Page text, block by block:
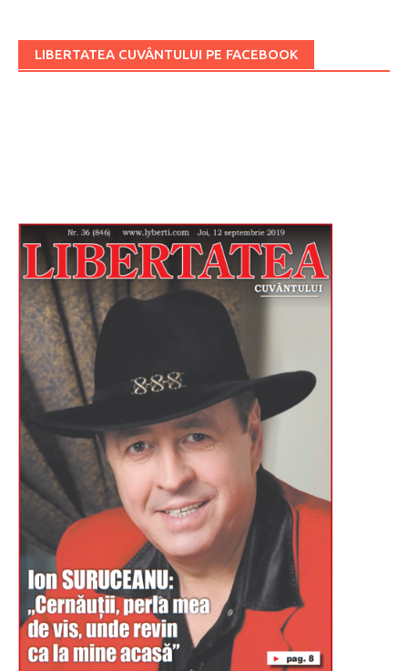
LIBERTATEA CUVÂNTULUI PE FACEBOOK